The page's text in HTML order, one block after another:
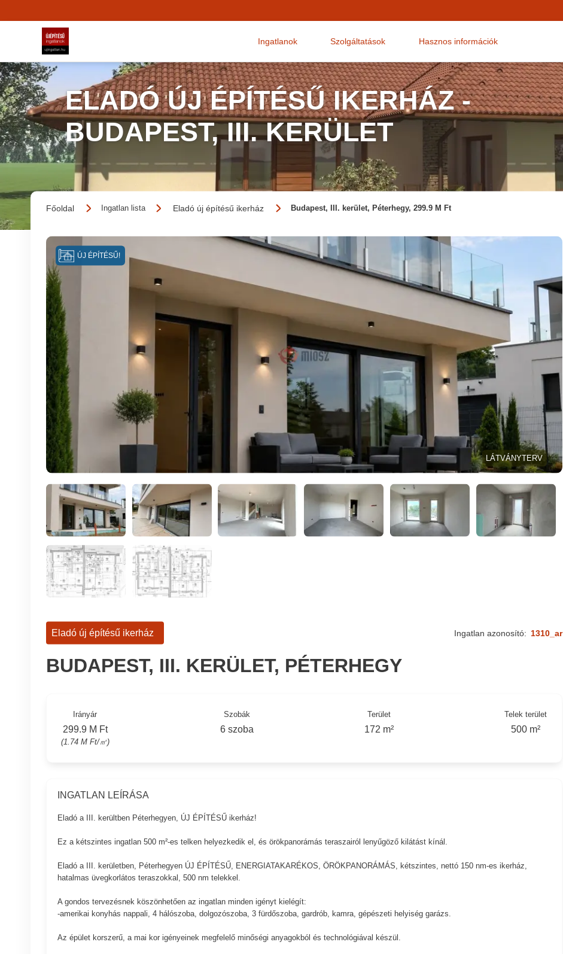
Ingatlanok Szolgáltatások Hasznos információk
ELADÓ ÚJ ÉPÍTÉSŰ IKERHÁZ -
BUDAPEST, III. KERÜLET
Főoldal Ingatlan lista Eladó új építésű ikerház Budapest, III. kerület, Péterhegy, 299.9 M Ft
ÚJ ÉPÍTÉSŰ!
LÁTVÁNYTERV
Eladó új építésű ikerház Ingatlan azonosító: 1310_ar
BUDAPEST, III. KERÜLET, PÉTERHEGY
Irányár
299.9 M Ft
(1.74 M Ft/㎡)
Szobák
6 szoba
Terület
172 m²
Telek terület
500 m²
INGATLAN LEÍRÁSA
Eladó a III. kerültben Péterhegyen, ÚJ ÉPÍTÉSŰ ikerház!
Ez a kétszintes ingatlan 500 m²-es telken helyezkedik el, és örökpanorámás teraszairól lenyűgöző kilátást kínál.
Eladó a III. kerületben, Péterhegyen ÚJ ÉPÍTÉSŰ, ENERGIATAKARÉKOS, ÖRÖKPANORÁMÁS, kétszintes, nettó 150 nm-es ikerház,
hatalmas üvegkorlátos teraszokkal, 500 nm telekkel.
A gondos tervezésnek köszönhetően az ingatlan minden igényt kielégít:
-amerikai konyhás nappali, 4 hálószoba, dolgozószoba, 3 fürdőszoba, gardrób, kamra, gépészeti helyiség garázs.
Az épület korszerű, a mai kor igényeinek megfelelő minőségi anyagokból és technológiával készül.